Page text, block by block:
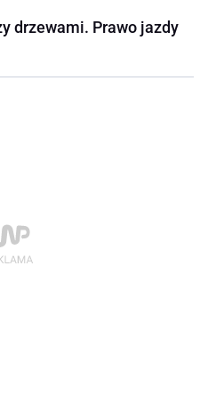
drzewami. Prawo jazdy